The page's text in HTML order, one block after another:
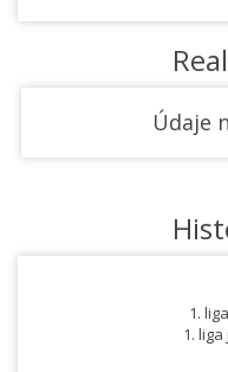
Údaje
1.
1.